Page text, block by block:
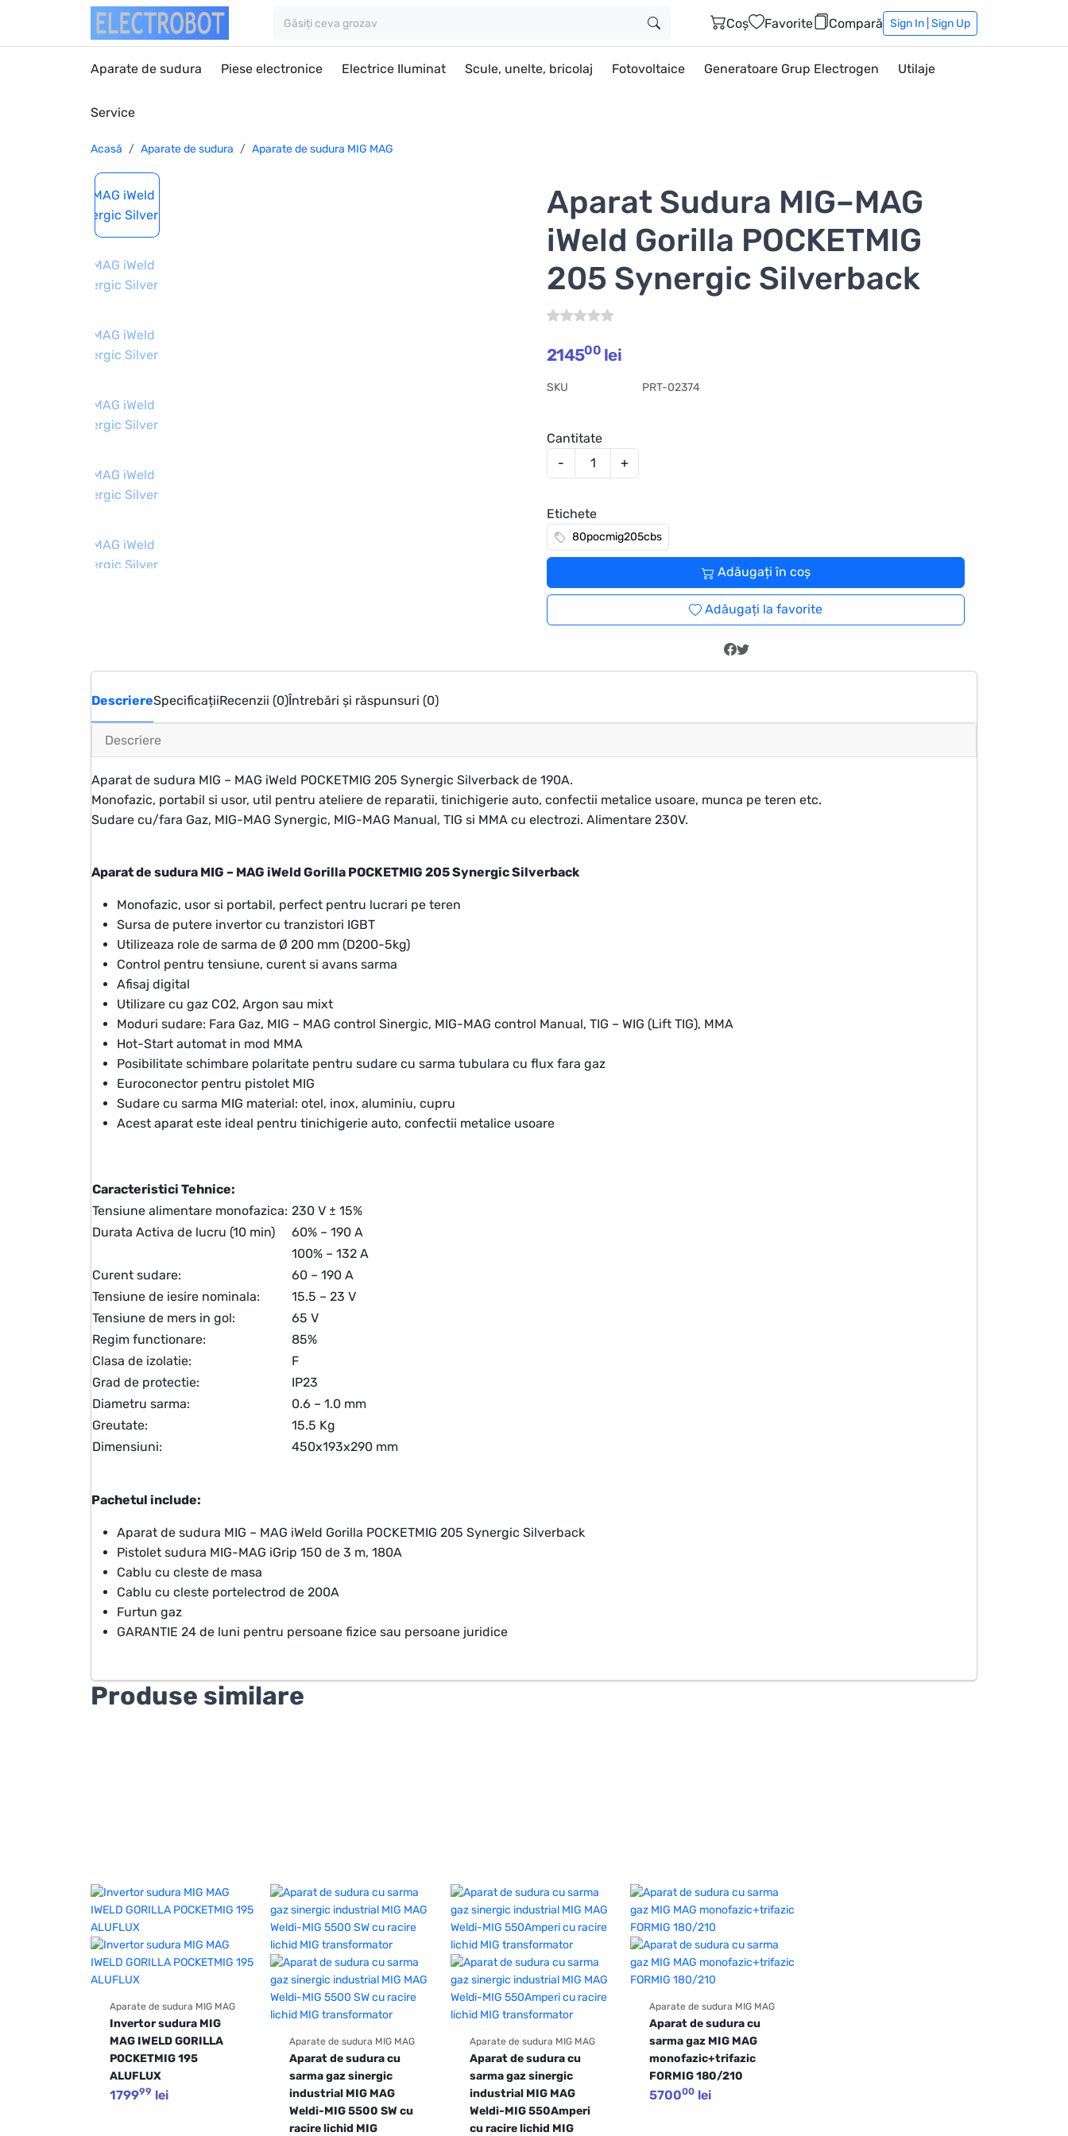
Coș Favorite Compară Sign In | Sign Up
Aparate de sudura Piese electronice Electrice Iluminat Scule, unelte, bricolaj Fotovoltaice Generatoare Grup Electrogen Utilaje
Service
Acasă Aparate de sudura Aparate de sudura MIG MAG
Aparat Sudura MIG–MAG
iWeld Gorilla POCKETMIG
205 Synergic Silverback
214500lei
SKU PRT-02374
Cantitate
-
+
Etichete
80pocmig205cbs
Adăugați în coș
Adăugați la favorite
DescriereSpecificațiiRecenzii (0)Întrebări și răspunsuri (0)
Descriere
Aparat de sudura MIG – MAG iWeld POCKETMIG 205 Synergic Silverback de 190A.
Monofazic, portabil si usor, util pentru ateliere de reparatii, tinichigerie auto, confectii metalice usoare, munca pe teren etc.
Sudare cu/fara Gaz, MIG-MAG Synergic, MIG-MAG Manual, TIG si MMA cu electrozi. Alimentare 230V.
Aparat de sudura MIG – MAG iWeld Gorilla POCKETMIG 205 Synergic Silverback
Monofazic, usor si portabil, perfect pentru lucrari pe teren
Sursa de putere invertor cu tranzistori IGBT
Utilizeaza role de sarma de Ø 200 mm (D200-5kg)
Control pentru tensiune, curent si avans sarma
Afisaj digital
Utilizare cu gaz CO2, Argon sau mixt
Moduri sudare: Fara Gaz, MIG – MAG control Sinergic, MIG-MAG control Manual, TIG – WIG (Lift TIG), MMA
Hot-Start automat in mod MMA
Posibilitate schimbare polaritate pentru sudare cu sarma tubulara cu flux fara gaz
Euroconector pentru pistolet MIG
Sudare cu sarma MIG material: otel, inox, aluminiu, cupru
Acest aparat este ideal pentru tinichigerie auto, confectii metalice usoare
Caracteristici Tehnice:
Tensiune alimentare monofazica: 230 V ± 15%
Durata Activa de lucru (10 min)
60% – 190 A
100% – 132 A
Curent sudare:
60 – 190 A
Tensiune de iesire nominala:
15.5 – 23 V
Tensiune de mers in gol:
65 V
Regim functionare:
85%
Clasa de izolatie:
F
Grad de protectie:
IP23
Diametru sarma:
0.6 – 1.0 mm
Greutate:
15.5 Kg
Dimensiuni:
450x193x290 mm
Pachetul include:
Aparat de sudura MIG – MAG iWeld Gorilla POCKETMIG 205 Synergic Silverback
Pistolet sudura MIG-MAG iGrip 150 de 3 m, 180A
Cablu cu cleste de masa
Cablu cu cleste portelectrod de 200A
Furtun gaz
GARANTIE 24 de luni pentru persoane fizice sau persoane juridice
Produse similare
Aparate de sudura MIG MAG
Invertor sudura MIG
MAG IWELD GORILLA
POCKETMIG 195
ALUFLUX
179999 lei
Aparate de sudura MIG MAG
Aparat de sudura cu
sarma gaz sinergic
industrial MIG MAG
Weldi-MIG 5500 SW cu
racire lichid MIG
Aparate de sudura MIG MAG
Aparat de sudura cu
sarma gaz sinergic
industrial MIG MAG
Weldi-MIG 550Amperi
cu racire lichid MIG
Aparate de sudura MIG MAG
Aparat de sudura cu
sarma gaz MIG MAG
monofazic+trifazic
FORMIG 180/210
570000 lei